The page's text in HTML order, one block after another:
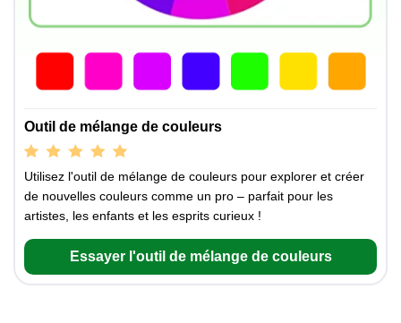
Outil de mélange de couleurs
Utilisez l'outil de mélange de couleurs pour explorer et créer
de nouvelles couleurs comme un pro – parfait pour les
artistes, les enfants et les esprits curieux !
Essayer l'outil de mélange de couleurs